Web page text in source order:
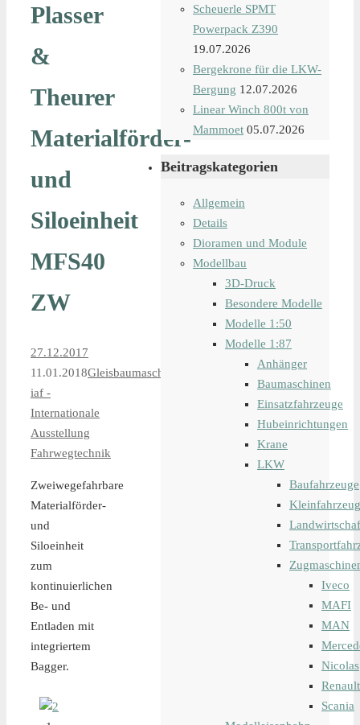
Plasser
&
Theurer
Materialförder-
und
Siloeinheit
MFS40
ZW
27.12.2017
11.01.2018Gleisbaumaschinen
iaf -
Internationale
Ausstellung
Fahrwegtechnik
Zweiwegefahrbare
Materialförder-
und
Siloeinheit
zum
kontinuierlichen
Be- und
Entladen mit
integriertem
Bagger.
Scheuerle SPMT
Powerpack Z390
19.07.2026
Bergekrone für die LKW-
Bergung 12.07.2026
Linear Winch 800t von
Mammoet 05.07.2026
Beitragskategorien
Allgemein
Details
Dioramen und Module
Modellbau
3D-Druck
Besondere Modelle
Modelle 1:50
Modelle 1:87
Anhänger
Baumaschinen
Einsatzfahrzeuge
Hubeinrichtungen
Krane
LKW
Baufahrzeuge
Iveco
MAFI
MAN
Nicolas
Renault
Scania